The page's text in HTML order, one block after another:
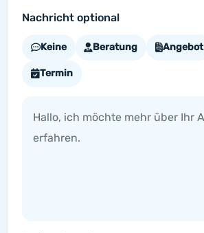
Nachricht optional
Keine Beratung Angebot
Termin